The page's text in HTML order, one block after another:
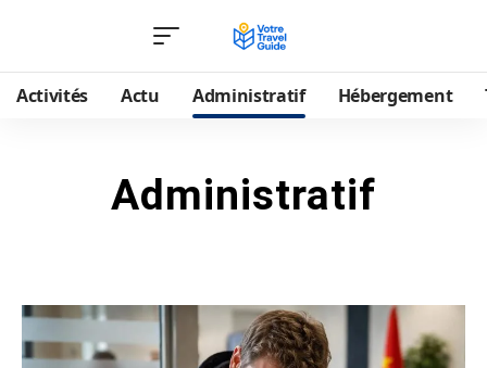
Activités Actu Administratif Hébergement
Administratif